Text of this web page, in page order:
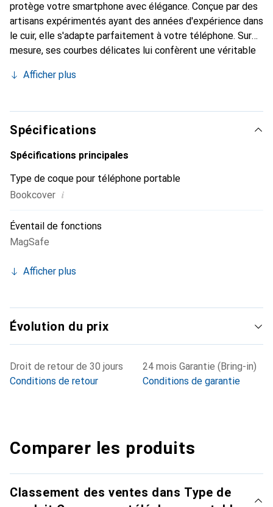
protège votre smartphone avec élégance. Conçue par des
artisans expérimentés ayant des années d'expérience dans
le cuir, elle s'adapte parfaitement à votre téléphone. Sur
mesure, ses courbes délicates lui confèrent une véritable
indispensable pour votre smartphone. La marque Noreve
haute qualité et est un choix fiable pour une clientèle
exigeante.
Afficher plus
Spécifications
Spécifications principales
Type de coque pour téléphone portable
Bookcover i
Éventail de fonctions
MagSafe
Afficher plus
Évolution du prix
Droit de retour de 30 jours
Conditions de retour
24 mois Garantie (Bring-in)
Conditions de garantie
Comparer les produits
Classement des ventes dans Type de